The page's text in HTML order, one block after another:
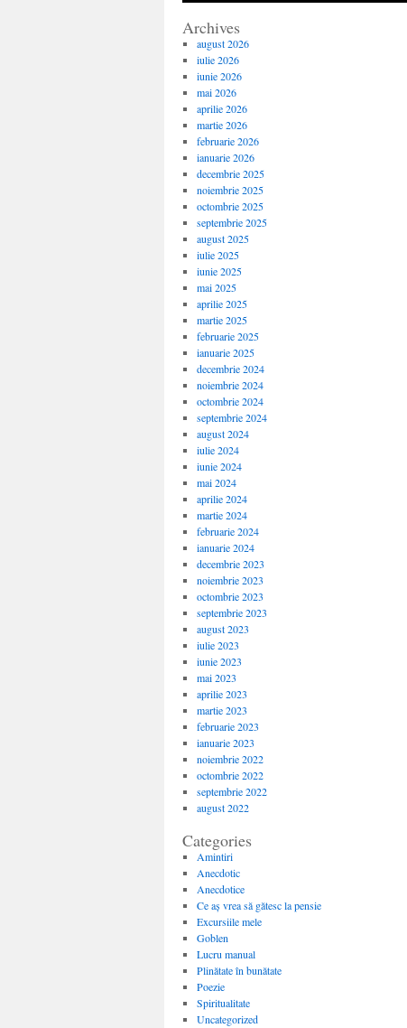
Archives
august 2026
iulie 2026
iunie 2026
mai 2026
aprilie 2026
martie 2026
februarie 2026
ianuarie 2026
decembrie 2025
noiembrie 2025
octombrie 2025
septembrie 2025
august 2025
iulie 2025
iunie 2025
mai 2025
aprilie 2025
martie 2025
februarie 2025
ianuarie 2025
decembrie 2024
noiembrie 2024
octombrie 2024
septembrie 2024
august 2024
iulie 2024
iunie 2024
mai 2024
aprilie 2024
martie 2024
februarie 2024
ianuarie 2024
decembrie 2023
noiembrie 2023
octombrie 2023
septembrie 2023
august 2023
iulie 2023
iunie 2023
mai 2023
aprilie 2023
martie 2023
februarie 2023
ianuarie 2023
noiembrie 2022
octombrie 2022
septembrie 2022
august 2022
Categories
Amintiri
Anecdotic
Anecdotice
Ce aș vrea să gătesc la pensie
Excursiile mele
Goblen
Lucru manual
Plinătate în bunătate
Poezie
Spiritualitate
Uncategorized